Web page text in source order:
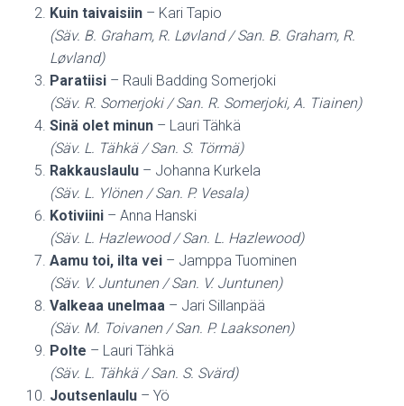
Kuin taivaisiin – Kari Tapio
(Säv. B. Graham, R. Løvland / San. B. Graham, R.
Løvland)
Paratiisi – Rauli Badding Somerjoki
(Säv. R. Somerjoki / San. R. Somerjoki, A. Tiainen)
Sinä olet minun – Lauri Tähkä
(Säv. L. Tähkä / San. S. Törmä)
Rakkauslaulu – Johanna Kurkela
(Säv. L. Ylönen / San. P. Vesala)
Kotiviini – Anna Hanski
(Säv. L. Hazlewood / San. L. Hazlewood)
Aamu toi, ilta vei – Jamppa Tuominen
(Säv. V. Juntunen / San. V. Juntunen)
Valkeaa unelmaa – Jari Sillanpää
(Säv. M. Toivanen / San. P. Laaksonen)
Polte – Lauri Tähkä
(Säv. L. Tähkä / San. S. Svärd)
Joutsenlaulu – Yö